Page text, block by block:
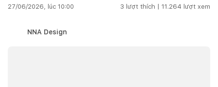
27/06/2026, lúc 10:00 3 lượt thích | 11.264 lượt xem
NNA Design